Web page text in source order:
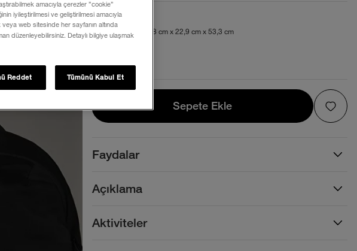
Beden ve Kalıp
Geniş. 40 Litre. 31,8 cm x 22,9 cm x 53,3 cm
Sepete Ekle
Açıklama
Aktiviteler
Faydalar
amacıyla çerezler ”cookie”
iyileştirilmesi ve geliştirilmesi amacıyla
veya web sitesinde her sayfanın altında
düzenleyebilirsiniz. Detaylı bilgiye ulaşmak
Reddet Tümünü Kabul Et